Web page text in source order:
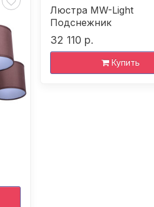
Люстра MW-Light
Подснежник
32 110 р.
Купить